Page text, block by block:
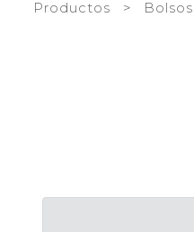
Productos > Bolsos